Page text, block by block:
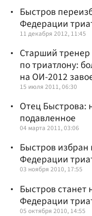
Быстров
Федерации
11 декабря 2012, 11:45
Старший
по триатлону:
на ОИ-2012
15 июля 2011, 06:30
Отец Быстрова:
подавленное
04 марта 2011, 03:06
Быстров
Федерации
03 ноября 2010, 17:55
Быстров
Федерации
05 октября 2010, 14:55